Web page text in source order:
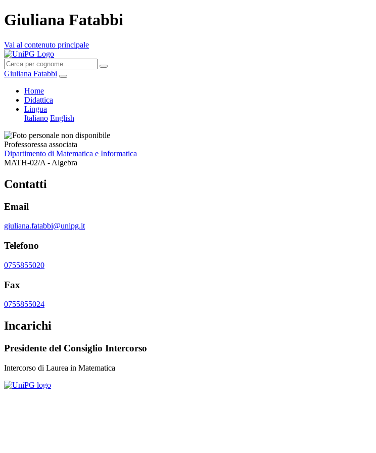
Giuliana Fatabbi
Vai al contenuto principale
Giuliana Fatabbi
Home
Didattica
Lingua
Italiano English
Professoressa associata
Dipartimento di Matematica e Informatica
MATH-02/A - Algebra
Contatti
Email
giuliana.fatabbi@unipg.it
Telefono
0755855020
Fax
0755855024
Incarichi
Presidente del Consiglio Intercorso
Intercorso di Laurea in Matematica